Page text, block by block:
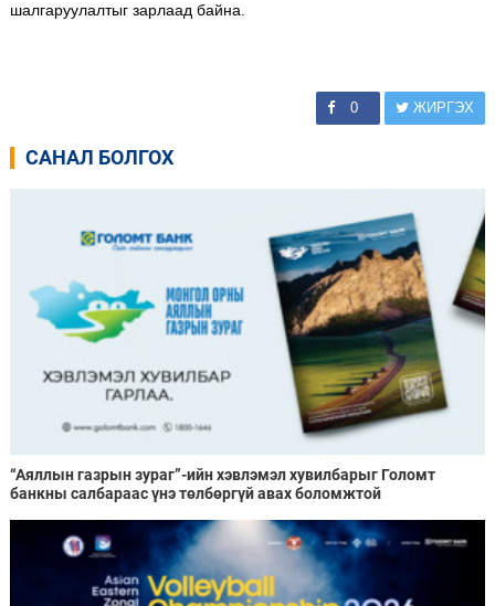
шалгаруулалтыг зарлаад байна.
0 ЖИРГЭХ
САНАЛ БОЛГОХ
“Аяллын газрын зураг”-ийн хэвлэмэл хувилбарыг Голомт
банкны салбараас үнэ төлбөргүй авах боломжтой